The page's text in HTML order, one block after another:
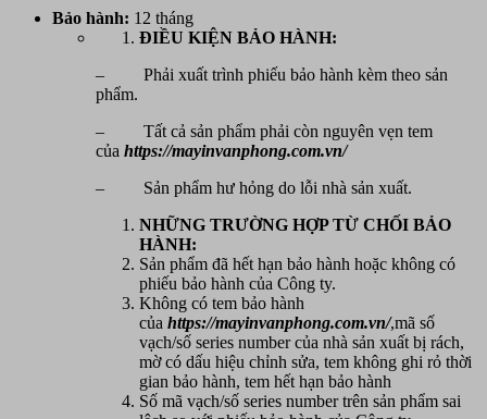
Bảo hành: 12 tháng
ĐIỀU KIỆN BẢO HÀNH:
– Phải xuất trình phiếu bảo hành kèm theo sản
phẩm.
– Tất cả sản phẩm phải còn nguyên vẹn tem
của https://mayinvanphong.com.vn/
– Sản phẩm hư hỏng do lỗi nhà sản xuất.
NHỮNG TRƯỜNG HỢP TỪ CHỐI BẢO
HÀNH:
Sản phẩm đã hết hạn bảo hành hoặc không có
phiếu bảo hành của Công ty.
Không có tem bảo hành
của https://mayinvanphong.com.vn/,mã số
vạch/số series number của nhà sản xuất bị rách,
mờ có dấu hiệu chỉnh sửa, tem không ghi rỏ thời
gian bảo hành, tem hết hạn bảo hành
Số mã vạch/số series number trên sản phẩm sai